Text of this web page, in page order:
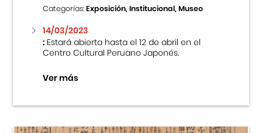
Categorías:Exposición, Institucional, Museo
14/03/2023
:Estará abierta hasta el 12 de abril en el
Centro Cultural Peruano Japonés.
Ver más